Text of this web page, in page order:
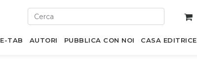
E-TAB AUTORI PUBBLICA CON NOI CASA EDITRICE